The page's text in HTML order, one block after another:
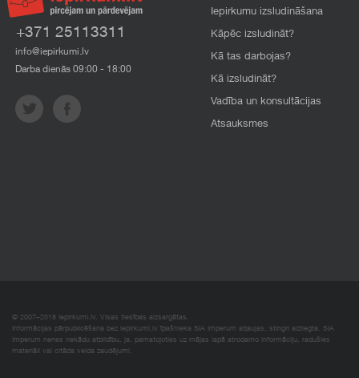
+371 25113311
info@iepirkumi.lv
Darba dienās 09:00 - 18:00
Iepirkumu izsludināšana
Kāpēc izsludināt?
Kā tas darbojas?
Kā izsludināt?
Vadība un konsultācijas
Atsauksmes
© 2007–2018 Iepirkumi.lv. Visas tiesības aizsargātas.
Informācijas pārpublicēšana bez iepirkumi.lv īpašnieka SIA Imperum atļaujas, stingri aizliegta. SIA
Imperum nenes nekādu atbildību, ja, pamatojoties uz mājas lapā atrodamo informāciju, radušies
materiāli vai citāda veida zaudējumi.